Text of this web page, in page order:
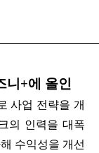
니+에 올인
사업 전략을 개
의 인력을 대폭
수익성을 개선